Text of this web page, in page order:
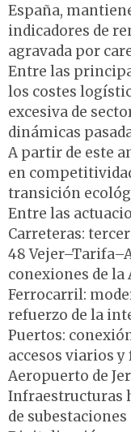
España,
indicadores de
agravada por
Entre las
los costes
excesiva de
dinámicas
A partir de este
en
transición
Entre las
Carreteras:
48
conexiones de la
Ferrocarril:
refuerzo de la
Puertos:
accesos viarios
Aeropuerto de
Infraestructuras
de